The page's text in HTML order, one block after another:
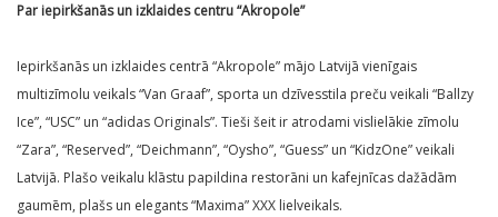
Par iepirkšanās un izklaides centru “Akropole”
Iepirkšanās un izklaides centrā “Akropole” mājo Latvijā vienīgais
multizīmolu veikals “Van Graaf”, sporta un dzīvesstila preču veikali “Ballzy
Ice”, “USC” un “adidas Originals”. Tieši šeit ir atrodami vislielākie zīmolu
“Zara”, “Reserved”, “Deichmann”, “Oysho”, “Guess” un “KidzOne” veikali
Latvijā. Plašo veikalu klāstu papildina restorāni un kafejnīcas dažādām
gaumēm, plašs un elegants “Maxima” XXX lielveikals.